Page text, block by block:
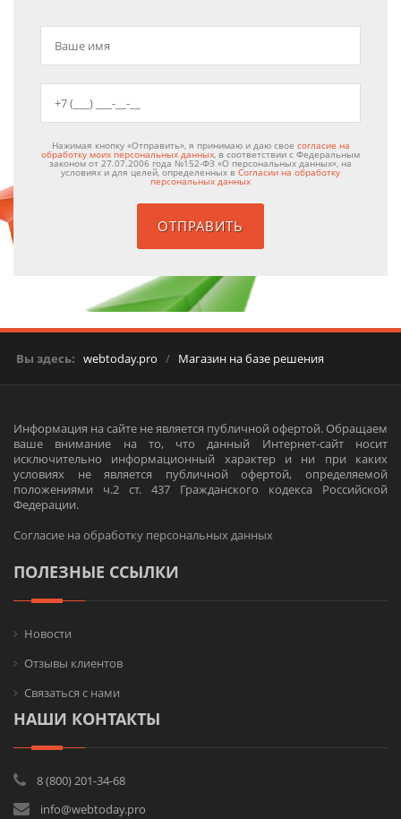
Нажимая кнопку «Отправить», я принимаю и даю свое согласие на
обработку моих персональных данных , в соответствии с Федеральным
законом от 27.07.2006 года №152-ФЗ «О персональных данных», на
условиях и для целей, определенных в Согласии на обработку
персональных данных
Вы здесь: webtoday.pro / Магазин на базе решения
Информация на сайте не является публичной офертой. Обращаем
ваше внимание на то, что данный Интернет-сайт носит
исключительно информационный характер и ни при каких
условиях не является публичной офертой, определяемой
положениями ч.2 ст. 437 Гражданского кодекса Российской
Федерации.
Согласие на обработку персональных данных
ПОЛЕЗНЫЕ ССЫЛКИ
Новости
Отзывы клиентов
Связаться с нами
НАШИ КОНТАКТЫ
8 (800) 201-34-68
info@webtoday.pro